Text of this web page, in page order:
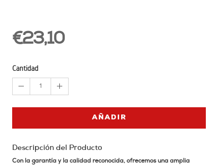
€23,10
Cantidad
1
AÑADIR
Descripción del Producto
Con la garantía y la calidad reconocida, ofrecemos una amplia